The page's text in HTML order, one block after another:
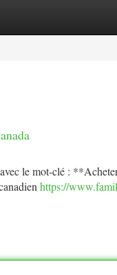
le mot-clé :
https://